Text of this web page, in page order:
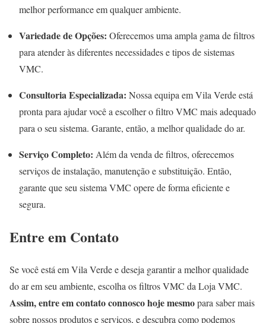
melhor performance em qualquer ambiente.
Variedade de Opções: Oferecemos uma ampla gama de filtros
para atender às diferentes necessidades e tipos de sistemas
VMC.
Consultoria Especializada: Nossa equipa em Vila Verde está
pronta para ajudar você a escolher o filtro VMC mais adequado
para o seu sistema. Garante, então, a melhor qualidade do ar.
Serviço Completo: Além da venda de filtros, oferecemos
serviços de instalação, manutenção e substituição. Então,
garante que seu sistema VMC opere de forma eficiente e
segura.
Entre em Contato
Se você está em Vila Verde e deseja garantir a melhor qualidade
do ar em seu ambiente, escolha os filtros VMC da Loja VMC.
Assim, entre em contato connosco hoje mesmopara saber mais
sobre nossos produtos e serviços, e descubra como podemos